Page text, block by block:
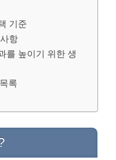
기준
항
를 높이기 위한 생
록